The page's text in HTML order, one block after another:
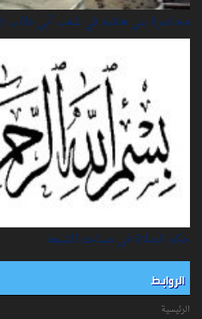
محاصرة بني هاشم في شعب أبي طالب (20)
حكم الصلاة في مساجد الشيعة
الروابط
الرئيسية